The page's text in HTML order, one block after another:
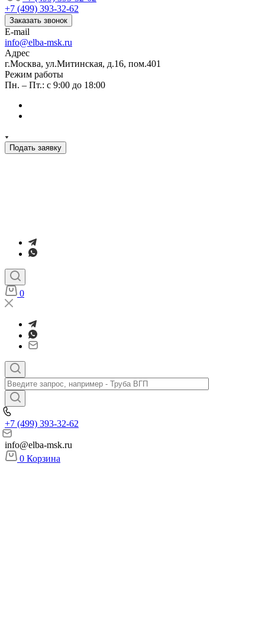
+7 (499) 393-32-62
Заказать звонок
E-mail
info@elba-msk.ru
Адрес
г.Москва, ул.Митинская, д.16, пом.401
Режим работы
Пн. – Пт.: с 9:00 до 18:00
Подать заявку
0
+7 (499) 393-32-62
info@elba-msk.ru
0 Корзина